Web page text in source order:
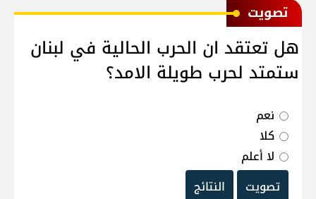
ﺗﺼﻮﻳﺖ
هل تعتقد ان الحرب الحالية في لبنان
ستمتد لحرب طويلة الامد؟
نعم
كلا
لا أعلم
تصويت
النتائج